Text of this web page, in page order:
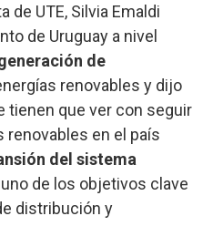
de UTE, Silvia Emaldi
de Uruguay a nivel
de
renovables y dijo
tienen que ver con seguir
en el país
del sistema
de los objetivos clave
distribución y